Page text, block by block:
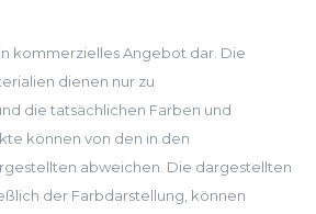
kommerzielles Angebot dar. Die
dienen nur zu
die tatsächlichen Farben und
können von den in den
abweichen. Die dargestellten
der Farbdarstellung, können